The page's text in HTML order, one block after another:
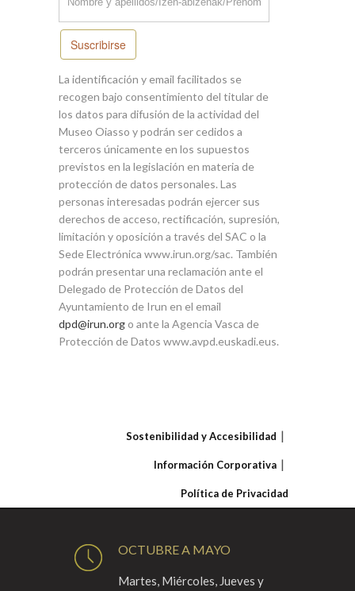
Suscribirse
La identificación y email facilitados se
recogen bajo consentimiento del titular de
los datos para difusión de la actividad del
Museo Oiasso y podrán ser cedidos a
terceros únicamente en los supuestos
previstos en la legislación en materia de
protección de datos personales. Las
personas interesadas podrán ejercer sus
derechos de acceso, rectificación, supresión,
limitación y oposición a través del SAC o la
Sede Electrónica www.irun.org/sac. También
podrán presentar una reclamación ante el
Delegado de Protección de Datos del
Ayuntamiento de Irun en el email
o ante la Agencia Vasca de
Protección de Datos www.avpd.euskadi.eus.
Sostenibilidad y Accesibilidad
Información Corporativa
Política de Privacidad
OCTUBRE A MAYO
Martes, Miércoles, Jueves y